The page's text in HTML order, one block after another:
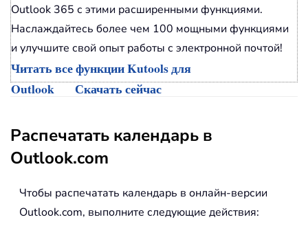
Outlook 365 с этими расширенными функциями.
Наслаждайтесь более чем 100 мощными функциями
и улучшите свой опыт работы с электронной почтой!
Читать все функции Kutools для
Outlook
Скачать сейчас
Распечатать календарь в
Outlook.com
Чтобы распечатать календарь в онлайн-версии
Outlook.com, выполните следующие действия: